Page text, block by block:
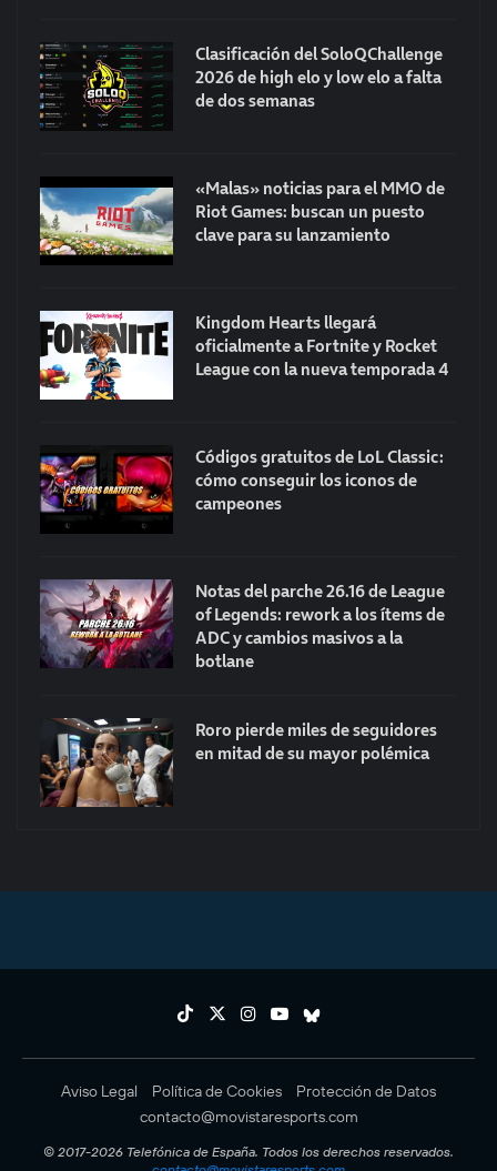
Clasificación del SoloQChallenge
2026 de high elo y low elo a falta
de dos semanas
«Malas» noticias para el MMO de
Riot Games: buscan un puesto
clave para su lanzamiento
Kingdom Hearts llegará
oficialmente a Fortnite y Rocket
League con la nueva temporada 4
Códigos gratuitos de LoL Classic:
cómo conseguir los iconos de
campeones
Notas del parche 26.16 de League
of Legends: rework a los ítems de
ADC y cambios masivos a la
botlane
Roro pierde miles de seguidores
en mitad de su mayor polémica
Aviso Legal Política de Cookies
Protección de Datos
contacto@movistaresports.com
© 2017-2026 Telefónica de España. Todos los derechos reservados.